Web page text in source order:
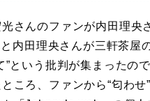
さんのファンが内田理央
内田理央さんが三軒茶屋
”という批判が集まったの
ころ、ファンから“匂わ